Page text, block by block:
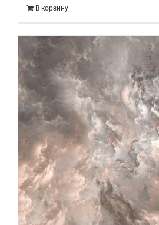
В корзину